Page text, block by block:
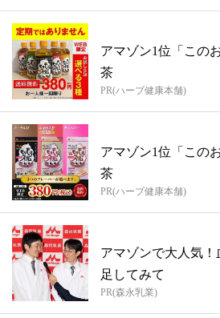
アマゾン1位「この
茶
PR(ハーブ健康本舗)
アマゾン1位「この
茶
PR(ハーブ健康本舗)
アマゾンで大人気
足してみて
PR(森永乳業)